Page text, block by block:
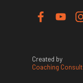
Created by
Coaching Consult